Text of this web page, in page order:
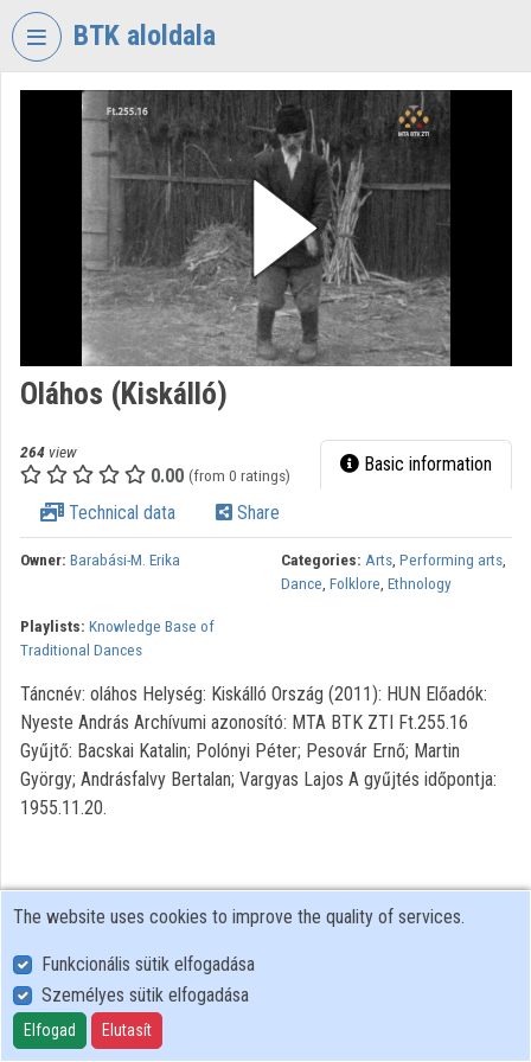
Skip header
BTK aloldala
VIDEOTORIUM
HUMANTITIES
Organization home
Categories
Organization playlists
Contributors
Oláhos (Kiskálló)
264 view
0.00 (from 0 ratings) Basic information
Technical data Share
Owner: Barabási-M. Erika Categories: Arts, Performing arts,
Dance, Folklore, Ethnology
Playlists: Knowledge Base of
Traditional Dances
Táncnév: oláhos Helység: Kiskálló Ország (2011): HUN Előadók:
Nyeste András Archívumi azonosító: MTA BTK ZTI Ft.255.16
Gyűjtő: Bacskai Katalin; Polónyi Péter; Pesovár Ernő; Martin
György; Andrásfalvy Bertalan; Vargyas Lajos A gyűjtés időpontja:
1955.11.20.
User Policy
Adatkezelési tájékoztató (en)
Cookie Policy
The website uses cookies to improve the quality of services.
Funkcionális sütik elfogadása
Személyes sütik elfogadása
Elfogad Elutasít